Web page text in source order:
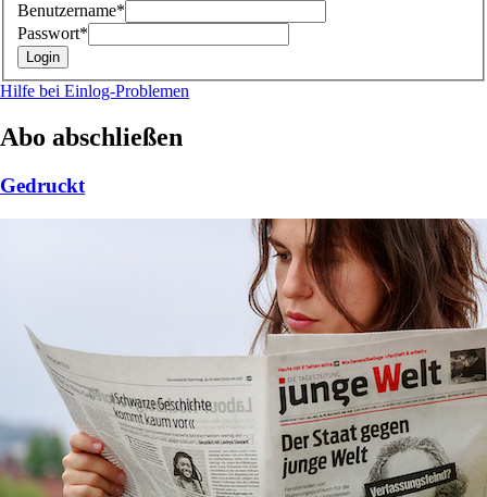
Benutzername*
Passwort*
Hilfe bei Einlog-Problemen
Abo abschließen
Gedruckt